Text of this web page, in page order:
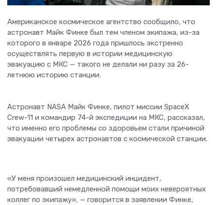
Американское космическое агентство сообщило, что
астронавт Майк Финке был тем членом экипажа, из-за
которого в январе 2026 года пришлось экстренно
осуществлять первую в истории медицинскую
эвакуацию с МКС — такого не делали ни разу за 26-
летнюю историю станции.
Астронавт NASA Майк Финке, пилот миссии SpaceX
Crew-11 и командир 74-й экспедиции на МКС, рассказал,
что именно его проблемы со здоровьем стали причиной
эвакуации четырех астронавтов с космической станции.
«У меня произошел медицинский инцидент,
потребовавший немедленной помощи моих невероятных
коллег по экипажу», — говорится в заявлении Финке,